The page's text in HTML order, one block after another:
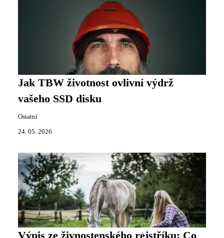
Jak TBW životnost ovlivní výdrž
vašeho SSD disku
Ostatní
24. 05. 2026
Výpis ze živnostenského rejstříku: Co